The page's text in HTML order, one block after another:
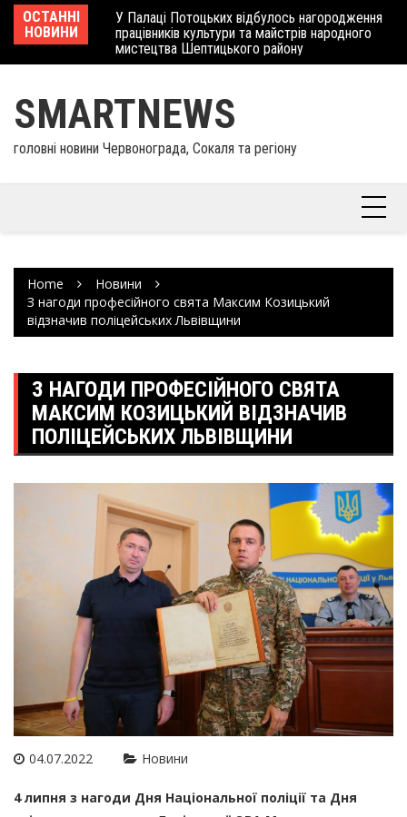
Skip
content
ОСТАННІ
НОВИНИ
У Палаці Потоцьких відбулось нагородження
працівників культури та майстрів народного
мистецтва Шептицького району
SMARTNEWS
головні новини Червонограда, Сокаля та регіону
Home
Новини
З нагоди професійного свята Максим Козицький
відзначив поліцейських Львівщини
З НАГОДИ ПРОФЕСІЙНОГО СВЯТА
МАКСИМ КОЗИЦЬКИЙ ВІДЗНАЧИВ
ПОЛІЦЕЙСЬКИХ ЛЬВІВЩИНИ
04.07.2022 Новини
4 липня з нагоди Дня Національної поліції та Дня